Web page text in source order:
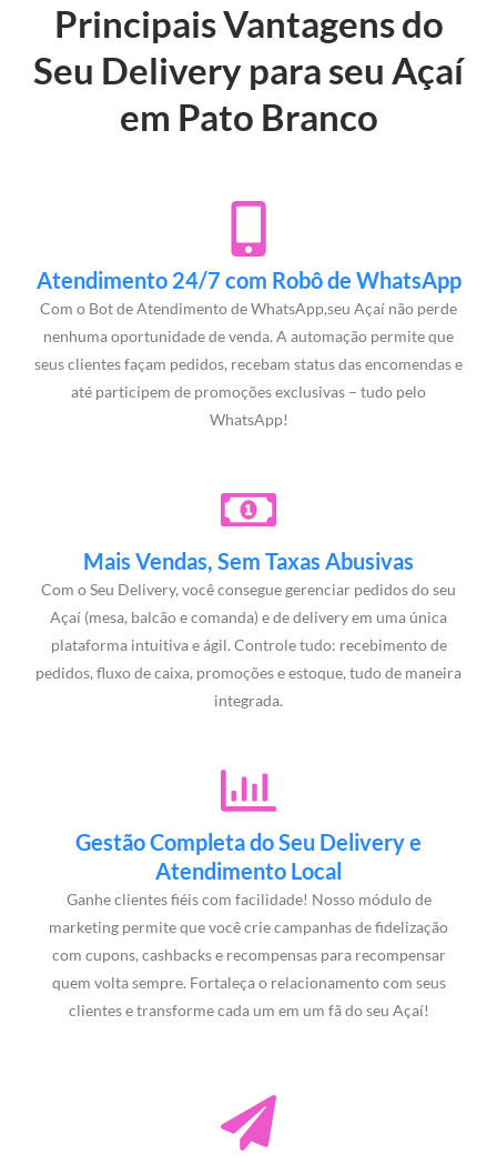
Principais Vantagens do
Seu Delivery para seu Açaí
em Pato Branco
Atendimento 24/7 com Robô de WhatsApp
Com o Bot de Atendimento de WhatsApp,seu Açaí não perde
nenhuma oportunidade de venda. A automação permite que
seus clientes façam pedidos, recebam status das encomendas e
até participem de promoções exclusivas – tudo pelo
WhatsApp!
Mais Vendas, Sem Taxas Abusivas
Com o Seu Delivery, você consegue gerenciar pedidos do seu
Açaí (mesa, balcão e comanda) e de delivery em uma única
plataforma intuitiva e ágil. Controle tudo: recebimento de
pedidos, fluxo de caixa, promoções e estoque, tudo de maneira
integrada.
Gestão Completa do Seu Delivery e
Atendimento Local
Ganhe clientes fiéis com facilidade! Nosso módulo de
marketing permite que você crie campanhas de fidelização
com cupons, cashbacks e recompensas para recompensar
quem volta sempre. Fortaleça o relacionamento com seus
clientes e transforme cada um em um fã do seu Açaí!